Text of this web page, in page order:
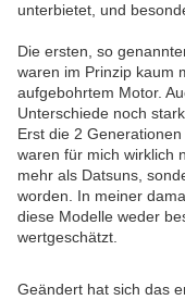
unterbietet, und
Die ersten, so
waren im Prinzip kaum
aufgebohrtem Motor.
Unterschiede noch
Erst die 2
waren für mich wirklich
mehr als Datsuns,
worden. In meiner
diese Modelle weder
wertgeschätzt.
Geändert hat sich das